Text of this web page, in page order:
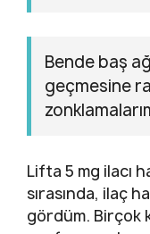
Bende baş
geçmesine
Lifta 5 mg ilacı
sırasında, ilaç
gördüm. Birçok